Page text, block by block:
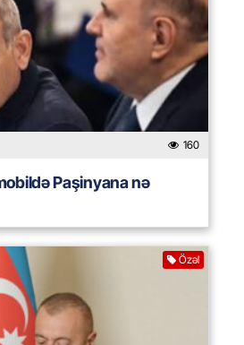
160
Paşinyana nə
Özəl